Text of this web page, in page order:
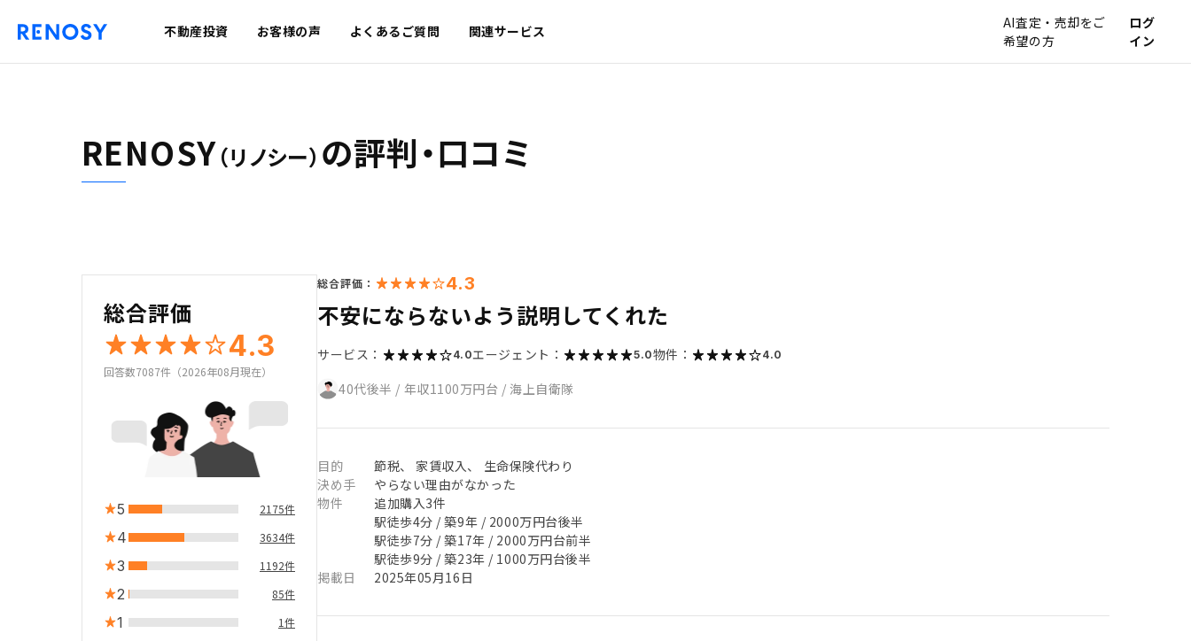
不動産投資 お客様の声 よくあるご質問 関連サービス
AI査定・売却をご
希望の方
ログ
イン
RENOSY（リノシー） の評判・口コミ
総合評価
4.3
回答数7087件（2026年08月現在）
5 2175件
4 3634件
3 1192件
2 85件
1 1件
総合評価： 4.3
不安にならないよう説明してくれた
サービス： 4.0エージェント： 5.0物件： 4.0
40代後半 / 年収1100万円台 / 海上自衛隊
目的
節税、 家賃収入、 生命保険代わり
決め手
やらない理由がなかった
物件
追加購入3件
駅徒歩4分 / 築9年 / 2000万円台後半
駅徒歩7分 / 築17年 / 2000万円台前半
駅徒歩9分 / 築23年 / 1000万円台後半
掲載日
2025年05月16日